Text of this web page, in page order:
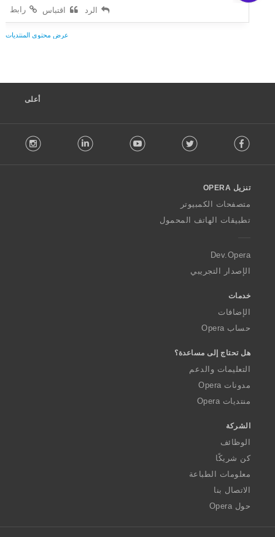
رابط
الرد اقتباس
عرض محتوى المنتديات
أعلى
o
w
O
a
Facebook
Twitter
Youtube
LinkedIn
تنزيل OPERA
متصفحات الكمبيوتر
تطبيقات الهاتف المحمول
Dev.Opera
الإصدار التجريبي
خدمات
الإضافات
حساب Opera
هل تحتاج إلى مساعدة؟
التعليمات والدعم
مدونات Opera
منتديات Opera
الشركة
الوظائف
كن شريكًا
معلومات الطباعة
الاتصال بنا
حول Opera